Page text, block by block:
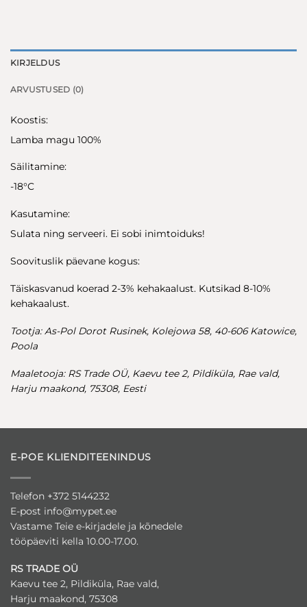
KIRJELDUS
ARVUSTUSED (0)
Koostis:
Lamba magu 100%
Säilitamine:
-18°C
Kasutamine:
Sulata ning serveeri. Ei sobi inimtoiduks!
Soovituslik päevane kogus:
Täiskasvanud koerad 2-3% kehakaalust. Kutsikad 8-10%
kehakaalust.
Tootja: As-Pol Dorot Rusinek, Kolejowa 58, 40-606 Katowice,
Poola
Maaletooja: RS Trade OÜ, Kaevu tee 2, Pildiküla, Rae vald,
Harju maakond, 75308, Eesti
E-POE KLIENDITEENINDUS
Telefon +372 5144232
E-post info@mypet.ee
Vastame Teie e-kirjadele ja kõnedele
tööpäeviti kella 10.00-17.00.
RS TRADE OÜ
Kaevu tee 2, Pildiküla, Rae vald,
Harju maakond, 75308